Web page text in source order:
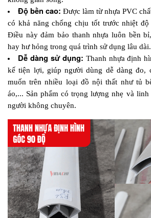
Độ bền cao: Được làm từ nhựa PVC
có khả năng chống chịu tốt trước nhiệt
Điều này đảm bảo thanh nhựa luôn bền
hay hư hỏng trong quá trình sử dụng lâu dài.
Dễ dàng sử dụng: Thanh nhựa định
kế tiện lợi, giúp người dùng dễ dàng đo,
muốn trên nhiều loại đồ nội thất như tủ
áo,... Sản phẩm có trọng lượng nhẹ và
người không chuyên.